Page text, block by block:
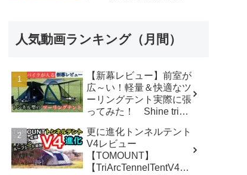
【アウトドア】#855 -
人気動画ランキング（月間）
【新幕レビュー】前室が
広～い！軽量＆快適なツ
ーリングテント実際に張
ってみた！ Shine trip
な気分
更に進化トンネルテント
V4レビュー
【TOMOUNT】
【TriArcTennelTentV4】